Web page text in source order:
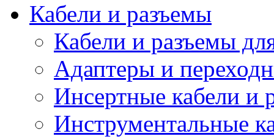
Кабели и разъемы
Кабели и разъемы
Адаптеры и
Инсертные кабели и
Инструментальные